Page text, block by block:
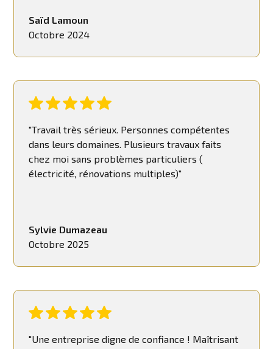
Saïd Lamoun
Octobre 2024
"Travail très sérieux. Personnes compétentes
dans leurs domaines. Plusieurs travaux faits
chez moi sans problèmes particuliers (
électricité, rénovations multiples)"
Sylvie Dumazeau
Octobre 2025
"Une entreprise digne de confiance ! Maîtrisant